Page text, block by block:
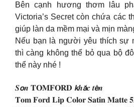
Bên cạnh hương thơm lâu
Victoria’s Secret còn chứa các
giúp làn da mềm mại và mịn
Nếu bạn là người yêu thích sự
thì càng không thể bỏ qua bộ
thể này nhé !
𝑺𝙤𝒏 𝐓𝐎𝐌𝐅𝐎𝐑𝐃 𝙠𝒉𝙖̆́𝒄 𝒕𝙚̂𝒏
𝐓𝐨𝐦 𝐅𝐨𝐫𝐝 𝐋𝐢𝐩 𝐂𝐨𝐥𝐨𝐫 𝐒𝐚𝐭𝐢𝐧 𝐌𝐚𝐭𝐭𝐞